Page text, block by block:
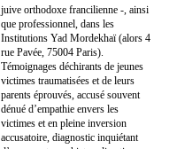
juive orthodoxe francilienne -, ainsi
que professionnel, dans les
Institutions Yad Mordekhaï (alors 4
rue Pavée, 75004 Paris).
Témoignages déchirants de jeunes
victimes traumatisées et de leurs
parents éprouvés, accusé souvent
dénué d’empathie envers les
victimes et en pleine inversion
accusatoire, diagnostic inquiétant